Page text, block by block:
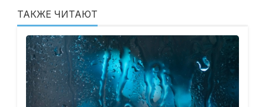
ТАКЖЕ ЧИТАЮТ